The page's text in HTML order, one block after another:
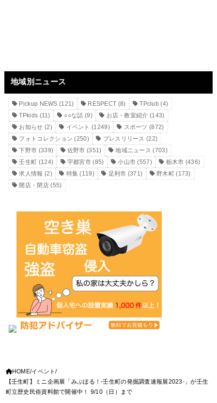
地域別ニュース
Pickup NEWS (121) RESPECT (8) TPclub (4)
TPkids (11) ○○な話 (9) お店・教室紹介 (143)
お知らせ (2) イベント (1249) スポーツ (872)
フォトコレクション (250) プレスリリース (22)
下野市 (339) 佐野市 (351) 地域ニュース (703)
壬生町 (124) 宇都宮市 (85) 小山市 (557) 栃木市 (436)
求人情報 (2) 特集 (119) 足利市 (371) 野木町(173)
開店・閉店(55)
HOME イベント
【壬生町】ミニ企画展「みぶほる！-壬生町の発掘調査速報展2023-」が壬生
町立歴史民俗資料館で開催中！ 9/10（日）まで